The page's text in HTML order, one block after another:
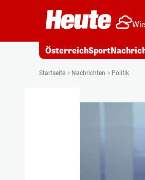
ÖsterreichSport
Startseite Nachrichten Politik